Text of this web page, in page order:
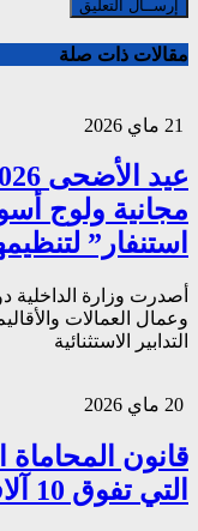
مقالات ذات صلة
مجانية ولوج
استنفار”
أصدرت وزارة الداخلية
وعمال العمالات
التدابير الاستثنائية
قانون المحاماة
التي تفوق 10 آلاف درهم بالشيك